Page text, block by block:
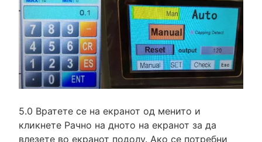
5.0 Вратете се на екранот од менито и
кликнете Рачно на дното на екранот за да
влезете во екранот подолу. Ако се потребни